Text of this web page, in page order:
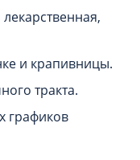
и крапивницы.
тракта.
графиков